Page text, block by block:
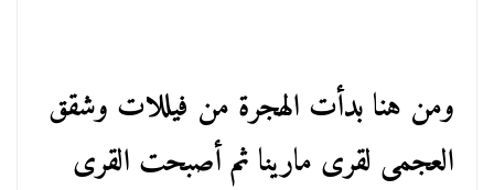
ومن هنا بدأت الهجرة من فيللات وشقق
العجمى لقرى مارينا ثم أصبحت القرى